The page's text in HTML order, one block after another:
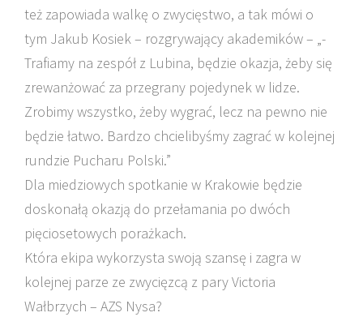
też zapowiada walkę o zwycięstwo, a tak mówi o
tym Jakub Kosiek – rozgrywający akademików – „-
Trafiamy na zespół z Lubina, będzie okazja, żeby się
zrewanżować za przegrany pojedynek w lidze.
Zrobimy wszystko, żeby wygrać, lecz na pewno nie
będzie łatwo. Bardzo chcielibyśmy zagrać w kolejnej
rundzie Pucharu Polski.”
Dla miedziowych spotkanie w Krakowie będzie
doskonałą okazją do przełamania po dwóch
pięciosetowych porażkach.
Która ekipa wykorzysta swoją szansę i zagra w
kolejnej parze ze zwycięzcą z pary Victoria
Wałbrzych – AZS Nysa?